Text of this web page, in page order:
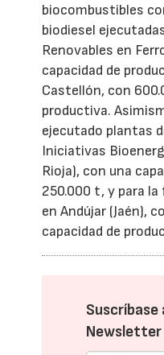
biocombustibles
biodiesel
Renovables en
capacidad de
Castellón, con
productiva.
ejecutado plantas
Iniciativas
Rioja), con una
250.000 t, y para
en Andújar (Jaén),
capacidad de
Suscríbase